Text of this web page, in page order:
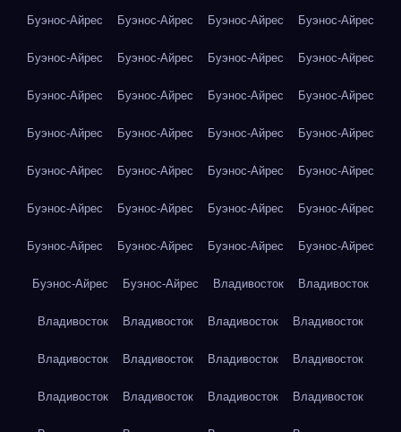
Буэнос-Айрес Буэнос-Айрес Буэнос-Айрес Буэнос-Айрес
Буэнос-Айрес Буэнос-Айрес Буэнос-Айрес Буэнос-Айрес
Буэнос-Айрес Буэнос-Айрес Буэнос-Айрес Буэнос-Айрес
Буэнос-Айрес Буэнос-Айрес Буэнос-Айрес Буэнос-Айрес
Буэнос-Айрес Буэнос-Айрес Буэнос-Айрес Буэнос-Айрес
Буэнос-Айрес Буэнос-Айрес Буэнос-Айрес Буэнос-Айрес
Буэнос-Айрес Буэнос-Айрес Буэнос-Айрес Буэнос-Айрес
Буэнос-Айрес Буэнос-Айрес Владивосток Владивосток
Владивосток Владивосток Владивосток Владивосток
Владивосток Владивосток Владивосток Владивосток
Владивосток Владивосток Владивосток Владивосток